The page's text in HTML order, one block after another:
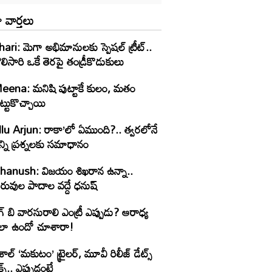
మెగా అభిమానులకు స్పెషల్ ట్రీట్..
ఒకే తెరపై తండ్రీకొడుకులు
మనిషి పుట్టాకే కులం, మతం
Arjun: రాకా’లో ఏముంది?.. త్వరలోనే
ప్రశ్నలకు సమాధానం
విజయం శిఖరాన ఉన్నా..
పాదాల వద్దే ధనుష్‌
బి వారసురాలి ఎంట్రీ ఎప్పుడు? ఆరాధ్య
ఉందో చూశారా!
‘మకుటం’ ట్రైలర్, మూవీ రిలీజ్ డేట్స్